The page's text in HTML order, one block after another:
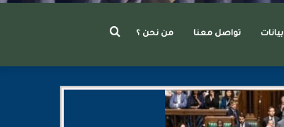
بيانات تواصل معنا من نحن ؟